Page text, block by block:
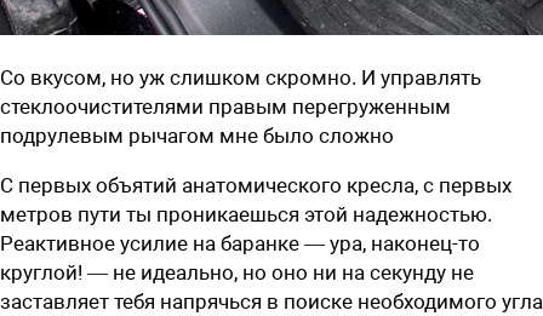
Со вкусом, но уж слишком скромно. И управлять
стеклоочистителями правым перегруженным
подрулевым рычагом мне было сложно
С первых объятий анатомического кресла, с первых
метров пути ты проникаешься этой надежностью.
Реактивное усилие на баранке — ура, ­наконец-то
круглой! — не идеально, но оно ни на секунду не
заставляет тебя напрячься в поиске необходимого угла